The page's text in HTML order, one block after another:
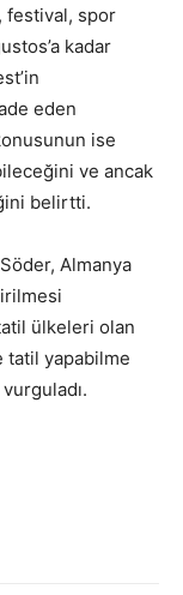
festival, spor
kadar
eden
ise
ve ancak
belirtti.
Almanya
ülkeleri olan
tatil yapabilme